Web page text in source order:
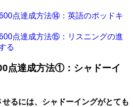
点達成方法⑭：英語のポッドキ
点達成方法⑮：リスニングの進
る
点達成方法①：シャドーイ
るには、シャドーイングがとても